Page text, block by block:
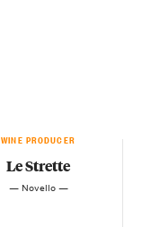
WINE PRODUCER
Le Strette
— Novello —